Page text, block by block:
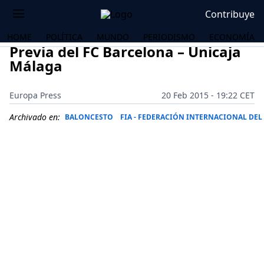
Contribuye
HOME POLÍTICA MUNDO PERIODISMO ECONOMÍA
Previa del FC Barcelona – Unicaja
Málaga
Europa Press
20 Feb 2015 - 19:22 CET
Archivado en: BALONCESTO FIA - FEDERACIÓN INTERNACIONAL